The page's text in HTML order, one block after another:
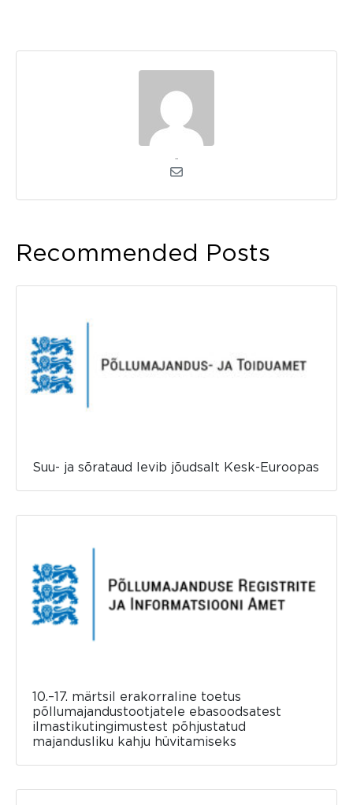
Recommended Posts
Suu- ja sõrataud levib jõudsalt Kesk-Euroopas
10.–17. märtsil erakorraline toetus
põllumajandustootjatele ebasoodsatest
ilmastikutingimustest põhjustatud
majandusliku kahju hüvitamiseks